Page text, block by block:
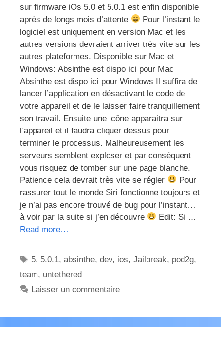
sur firmware iOs 5.0 et 5.0.1 est enfin disponible
après de longs mois d’attente
Pour l’instant le
logiciel est uniquement en version Mac et les
autres versions devraient arriver très vite sur les
autres plateformes. Disponible sur Mac et
Windows: Absinthe est dispo ici pour Mac
Absinthe est dispo ici pour Windows Il suffira de
lancer l’application en désactivant le code de
votre appareil et de le laisser faire tranquillement
son travail. Ensuite une icône apparaitra sur
l’appareil et il faudra cliquer dessus pour
terminer le processus. Malheureusement les
serveurs semblent exploser et par conséquent
vous risquez de tomber sur une page blanche.
Patience cela devrait très vite se régler
Pour
rassurer tout le monde Siri fonctionne toujours et
je n’ai pas encore trouvé de bug pour l’instant…
à voir par la suite si j’en découvre
Edit: Si …
Read more…
Étiquettes
5, 5.0.1,absinthe,dev, ios,Jailbreak, pod2g,
team, untethered
Laisser un commentaire